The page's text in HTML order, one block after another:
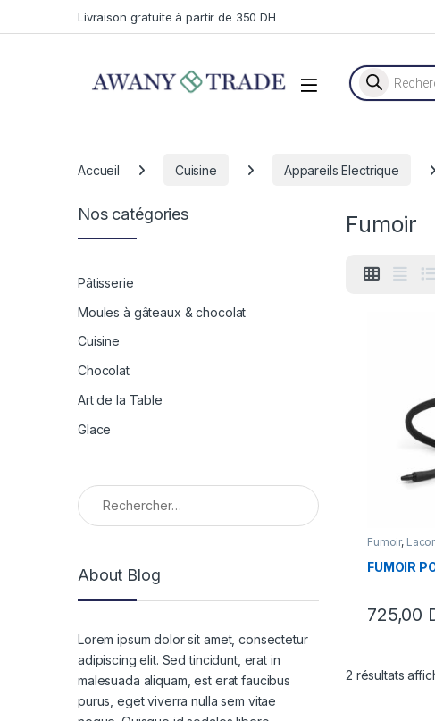
Livraison gratuite à partir de 350 DH
Recherche
Accueil Cuisine Appareils Electrique
Fumoir
Fumoir, Lacor
FUMOIR
725,00
2 résultats
Nos catégories
Pâtisserie
Moules à gâteaux & chocolat
Cuisine
Chocolat
Art de la Table
Glace
Rechercher :
About Blog
Lorem ipsum dolor sit amet, consectetur
adipiscing elit. Sed tincidunt, erat in
malesuada aliquam, est erat faucibus
purus, eget viverra nulla sem vitae